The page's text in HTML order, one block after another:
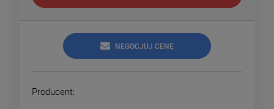
NEGOCJUJ CENĘ
Producent: